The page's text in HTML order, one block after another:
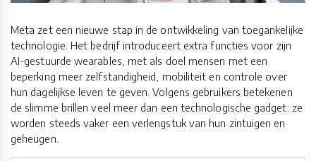
Meta zet een nieuwe stap in de ontwikkeling van toegankelijke
technologie. Het bedrijf introduceert extra functies voor zijn
AI-gestuurde wearables, met als doel mensen met een
beperking meer zelfstandigheid, mobiliteit en controle over
hun dagelijkse leven te geven. Volgens gebruikers betekenen
de slimme brillen veel meer dan een technologische gadget: ze
worden steeds vaker een verlengstuk van hun zintuigen en
geheugen.